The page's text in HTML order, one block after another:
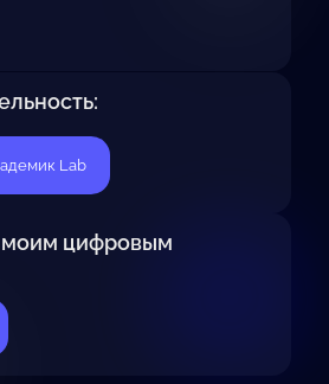
Lab
моим цифровым